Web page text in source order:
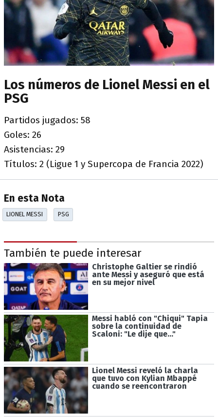
Los números de Lionel Messi en el
PSG
Partidos jugados: 58
Goles: 26
Asistencias: 29
Títulos: 2 (Ligue 1 y Supercopa de Francia 2022)
En esta Nota
LIONEL MESSI PSG
También te puede interesar
Christophe Galtier se rindió
ante Messi y aseguró que está
en su mejor nivel
Messi habló con "Chiqui" Tapia
sobre la continuidad de
Scaloni: "Le dije que..."
Lionel Messi reveló la charla
que tuvo con Kylian Mbappé
cuando se reencontraron